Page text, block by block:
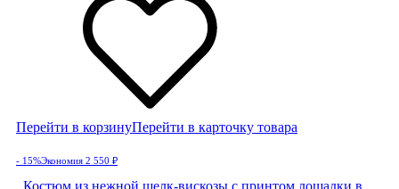
Перейти в корзинуПерейти в карточку товара
- 15%Экономия 2 550 ₽